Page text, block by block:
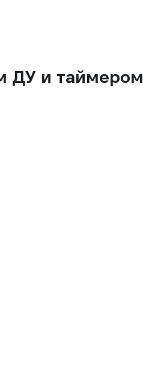
ДУ и таймером